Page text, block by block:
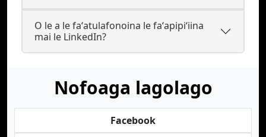
O le a le faʻatulafonoina le faʻapipiʻiina
mai le LinkedIn?
Nofoaga lagolago
Facebook